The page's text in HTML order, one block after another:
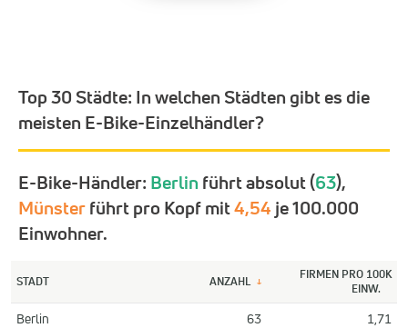
Top 30 Städte: In welchen Städten gibt es die
meisten E-Bike-Einzelhändler?
E-Bike-Händler: Berlin führt absolut (63),
Münsterführt pro Kopf mit4,54 je 100.000
Einwohner.
STADT ANZAHL ↓
FIRMEN PRO 100K
EINW.
Berlin 63
1,71